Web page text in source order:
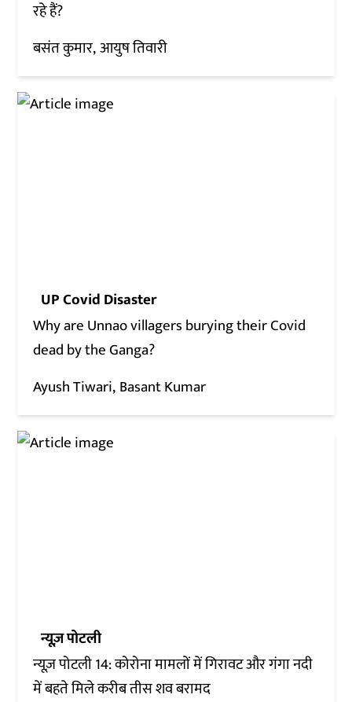
रहे हैं?
बसंत कुमार आयुष तिवारी
UP Covid Disaster
Why are Unnao villagers burying their Covid
dead by the Ganga?
Ayush Tiwari Basant Kumar
न्यूज़ पोटली
न्यूज़ पोटली 14: कोरोना मामलों में गिरावट और गंगा नदी
में बहते मिले करीब तीस शव बरामद